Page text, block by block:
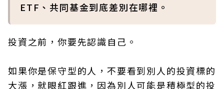
ETF、共同基金到底差別在哪裡。
投資之前，你要先認識自己。
如果你是保守型的人，不要看到別人的投資標的
大漲，就眼紅跟進，因為別人可能是積極型的投